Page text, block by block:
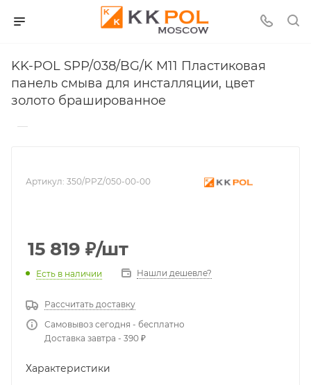
KK-POL SPP/038/BG/K M11 Пластиковая
панель смыва для инсталляции, цвет
золото брашированное
—
Артикул: 350/PPZ/050-00-00
15 819 ₽/шт
Есть в наличии Нашли дешевле?
Рассчитать доставку
Самовывоз сегодня - бесплатно
Доставка завтра - 390 ₽
Характеристики